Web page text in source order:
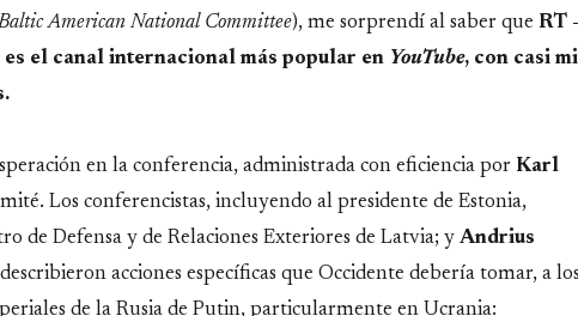
American National Committee), me sorprendí al saber que RT -
es el canal internacional más popular en YouTube, con casi
en la conferencia, administrada con eficiencia por Karl
Los conferencistas, incluyendo al presidente de Estonia,
de Defensa y de Relaciones Exteriores de Latvia; y Andrius
acciones específicas que Occidente debería tomar, a los
de la Rusia de Putin, particularmente en Ucrania: